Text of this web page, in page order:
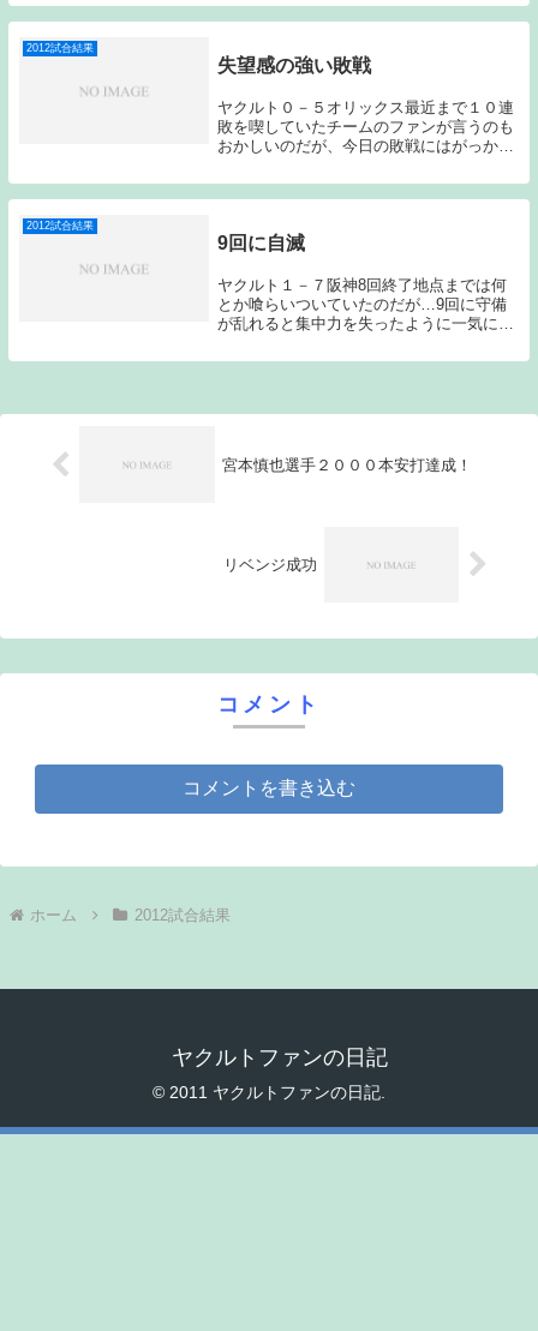
在はやはり大きいようだ。さすがに昨シー
ズンのソフトバンクと比べると少し劣るよ
2012試合結果
失望感の強い敗戦
ヤクルト０－５オリックス最近まで１０連
敗を喫していたチームのファンが言うのも
おかしいのだが、今日の敗戦にはがっかり
負けと言う結果自体が想定外という訳では
ないのだが、３連勝して迎えたオリックス
2012試合結果
9回に自滅
ヤクルト１－７阪神8回終了地点までは何
とか喰らいついていたのだが…9回に守備
が乱れると集中力を失ったように一気に6
んだから…先発は、ヤクルト村中、阪神能
宮本慎也選手２０００本安打達成！
リベンジ成功
コメント
コメントを書き込む
ホーム 2012試合結果
ヤクルトファンの日記
© 2011 ヤクルトファンの日記.